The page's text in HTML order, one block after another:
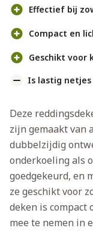
Effectief bij
Compact en
Geschikt voor
Is lastig
Deze
zijn gemaakt van
dubbelzijdig
onderkoeling als
goedgekeurd, en
ze geschikt voor
deken is compact
mee te nemen in